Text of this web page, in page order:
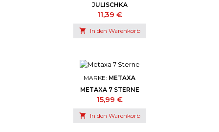
JULISCHKA
Preis
11,39 €
 In den Warenkorb
MARKE: METAXA
METAXA 7 STERNE
Preis
15,99 €
 In den Warenkorb